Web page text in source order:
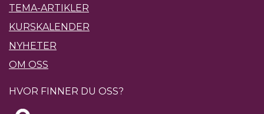
TEMA-ARTIKLER
KURSKALENDER
NYHETER
OM OSS
HVOR FINNER DU OSS?